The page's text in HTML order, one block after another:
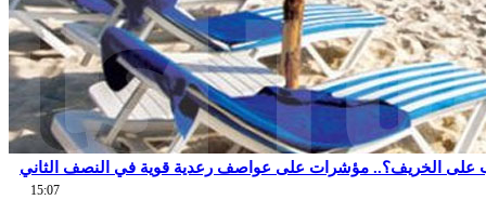
على الخريف؟.. مؤشرات على عواصف رعدية قوية في النصف الثاني
15:07